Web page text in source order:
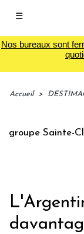
☰
Nos bureaux sont
Accueil >
Sainte-